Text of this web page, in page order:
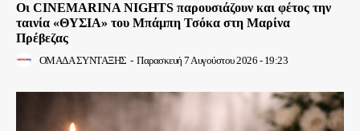
Οι CINEMARINA NIGHTS παρουσιάζουν και φέτος την
ταινία «ΘΥΣΙΑ» του Μπάμπη Τσόκα στη Μαρίνα
Πρέβεζας
ΟΜΑΔΑ ΣΥΝΤΑΞΗΣ - Παρασκευή 7 Αυγούστου 2026 - 19:23